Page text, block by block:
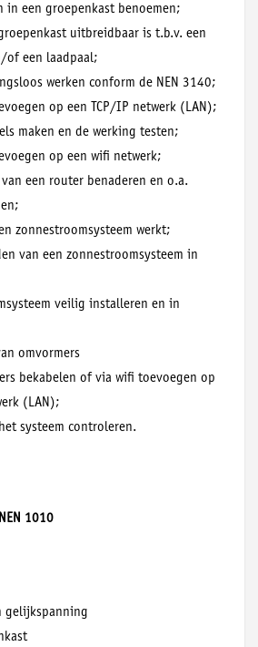
in een groepenkast benoemen;
uitbreidbaar is t.b.v. een
of een laadpaal;
werken conform de NEN 3140;
op een TCP/IP netwerk (LAN);
maken en de werking testen;
op een wifi netwerk;
een router benaderen en o.a.
zonnestroomsysteem werkt;
van een zonnestroomsysteem in
veilig installeren en in
omvormers
bekabelen of via wifi toevoegen op
(LAN);
systeem controleren.
1010
gelijkspanning